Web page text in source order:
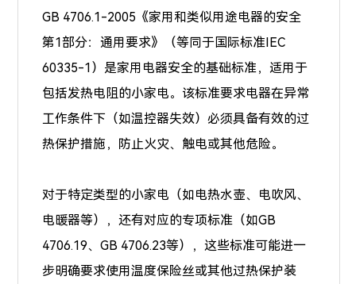
GB 4706.1-2005《家用和类似用途电器的安全
第1部分：通用要求》（等同于国际标准IEC
60335-1）是家用电器安全的基础标准，适用于
包括发热电阻的小家电。该标准要求电器在异常
工作条件下（如温控器失效）必须具备有效的过
热保护措施，防止火灾、触电或其他危险。
对于特定类型的小家电（如电热水壶、电吹风、
电暖器等），还有对应的专项标准（如GB
4706.19、GB 4706.23等），这些标准可能进一
步明确要求使用温度保险丝或其他过热保护装